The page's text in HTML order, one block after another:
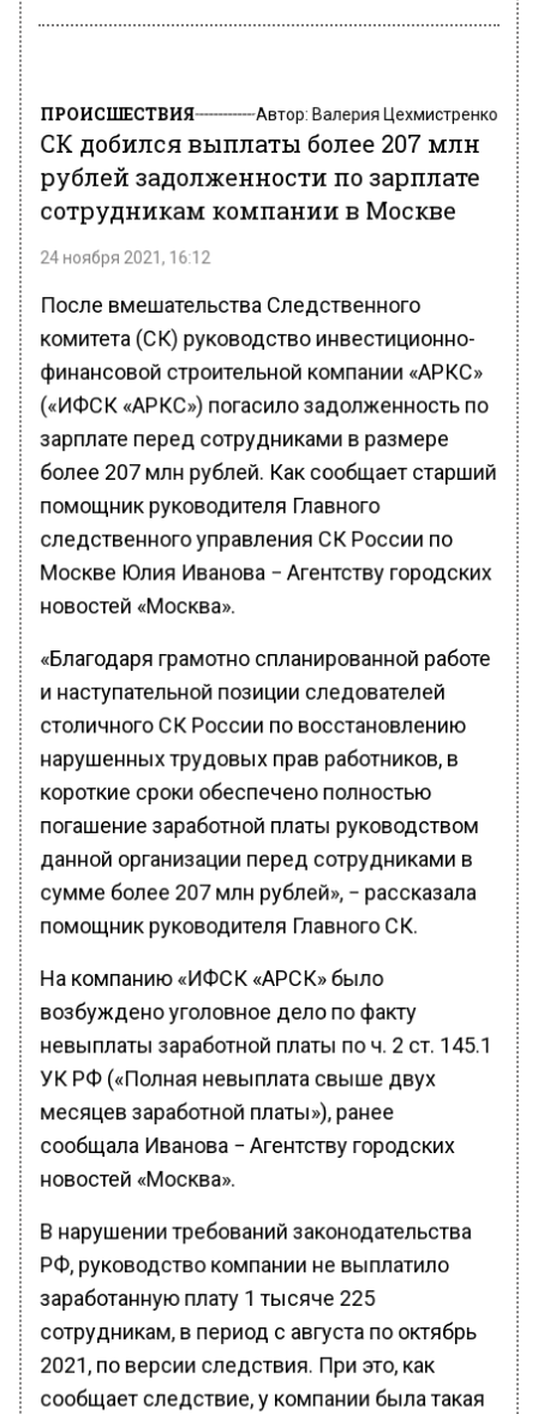
ПРОИСШЕСТВИЯ Автор: Валерия Цехмистренко
СК добился выплаты более 207 млн
рублей задолженности по зарплате
сотрудникам компании в Москве
24 ноября 2021, 16:12
После вмешательства Следственного
комитета (СК) руководство инвестиционно-
финансовой строительной компании «АРКС»
(«ИФСК «АРКС») погасило задолженность по
зарплате перед сотрудниками в размере
более 207 млн рублей. Как сообщает старший
помощник руководителя Главного
следственного управления СК России по
Москве Юлия Иванова − Агентству городских
новостей «Москва».
«Благодаря грамотно спланированной работе
и наступательной позиции следователей
столичного СК России по восстановлению
нарушенных трудовых прав работников, в
короткие сроки обеспечено полностью
погашение заработной платы руководством
данной организации перед сотрудниками в
сумме более 207 млн рублей», − рассказала
помощник руководителя Главного СК.
На компанию «ИФСК «АРСК» было
возбуждено уголовное дело по факту
невыплаты заработной платы по ч. 2 ст. 145.1
УК РФ («Полная невыплата свыше двух
месяцев заработной платы»), ранее
сообщала Иванова − Агентству городских
новостей «Москва».
В нарушении требований законодательства
РФ, руководство компании не выплатило
заработанную плату 1 тысяче 225
сотрудникам, в период с августа по октябрь
2021, по версии следствия. При это, как
сообщает следствие, у компании была такая